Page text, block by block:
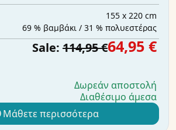
155 x 220 cm
69 % βαμβάκι / 31 % πολυεστέρας
Sale: 114,95 €64,95 €
Δωρεάν αποστολή
Διαθέσιμο άμεσα
Μάθετε περισσότερα